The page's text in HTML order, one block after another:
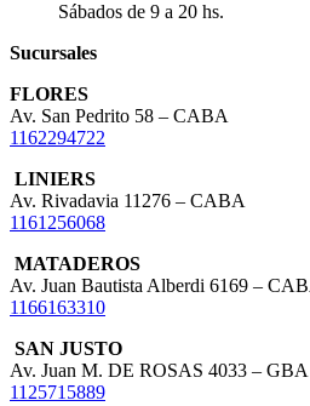
Sábados de 9 a 20 hs.
Sucursales
FLORES
Av. San Pedrito 58 – CABA
1162294722
LINIERS
Av. Rivadavia 11276 – CABA
1161256068
MATADEROS
Av. Juan Bautista Alberdi 6169 –
1166163310
SAN JUSTO
Av. Juan M. DE ROSAS 4033 – GBA
1125715889